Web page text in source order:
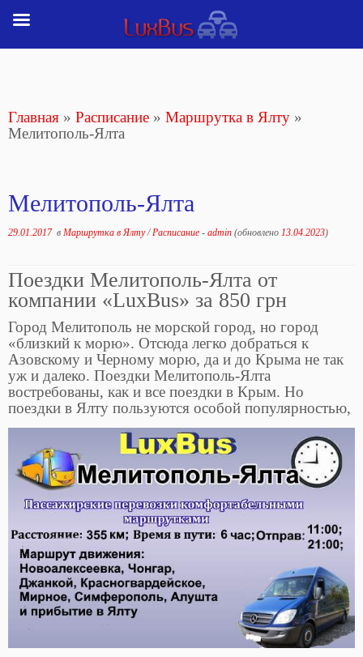
Главная » Расписание » Маршрутка в Ялту »
Мелитополь-Ялта
Мелитополь-Ялта
29.01.2017в Маршрутка в Ялту/Расписание - admin (обновлено 13.04.2023)
Поездки Мелитополь-Ялта от
компании «LuxBus» за 850 грн
Город Мелитополь не морской город, но город
«близкий к морю». Отсюда легко добраться к
Азовскому и Черному морю, да и до Крыма не так
уж и далеко. Поездки Мелитополь-Ялта
востребованы, как и все поездки в Крым. Но
поездки в Ялту пользуются особой популярностью,